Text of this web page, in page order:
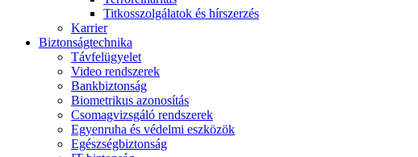
Titkosszolgálatok és hírszerzés
Karrier
Biztonságtechnika
Távfelügyelet
Video rendszerek
Bankbiztonság
Biometrikus azonosítás
Csomagvizsgáló rendszerek
Egyenruha és védelmi eszközök
Egészségbiztonság